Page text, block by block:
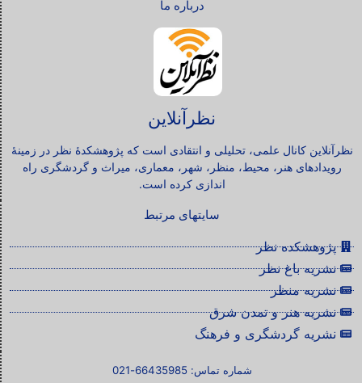
درباره ما
نظرآنلاین
نظرآنلاین کانال علمی، تحلیلی و انتقادی است که پژوهشکدۀ نظر در زمینۀ
رویدادهای هنر، محیط، منظر، شهر، معماری، میراث و گردشگری راه
اندازی کرده است.
سایتهای مرتبط
پژوهشکده نظر
نشریه باغ نظر
نشریه منظر
نشریه هنر و تمدن شرق
نشریه گردشگری و فرهنگ
شماره تماس: 66435985-021